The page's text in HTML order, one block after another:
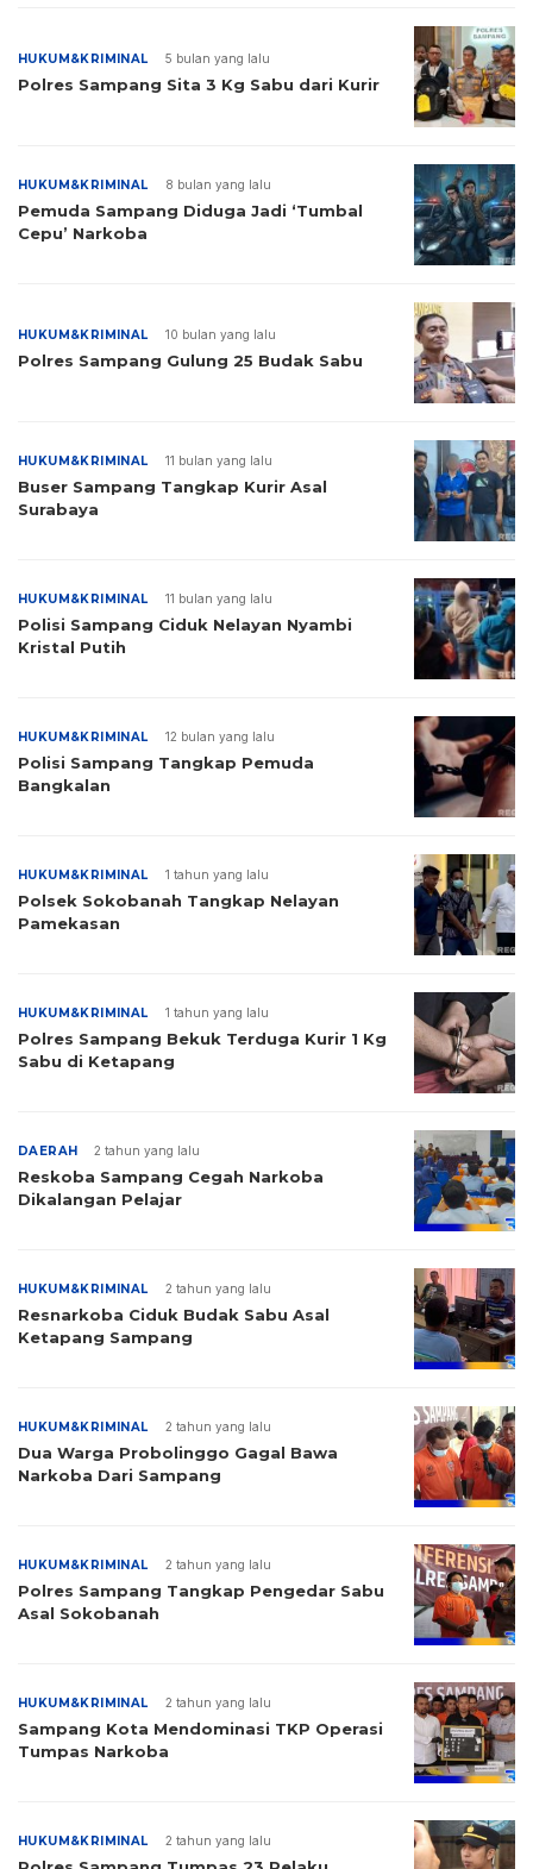
HUKUM&KRIMINAL 5 bulan yang lalu
Polres Sampang Sita 3 Kg Sabu dari Kurir
HUKUM&KRIMINAL 8 bulan yang lalu
Pemuda Sampang Diduga Jadi ‘Tumbal
Cepu’ Narkoba
HUKUM&KRIMINAL 10 bulan yang lalu
Polres Sampang Gulung 25 Budak Sabu
HUKUM&KRIMINAL 11 bulan yang lalu
Buser Sampang Tangkap Kurir Asal
Surabaya
HUKUM&KRIMINAL 11 bulan yang lalu
Polisi Sampang Ciduk Nelayan Nyambi
Kristal Putih
HUKUM&KRIMINAL 12 bulan yang lalu
Polisi Sampang Tangkap Pemuda
Bangkalan
HUKUM&KRIMINAL 1 tahun yang lalu
Polsek Sokobanah Tangkap Nelayan
Pamekasan
HUKUM&KRIMINAL 1 tahun yang lalu
Polres Sampang Bekuk Terduga Kurir 1 Kg
Sabu di Ketapang
DAERAH 2 tahun yang lalu
Reskoba Sampang Cegah Narkoba
Dikalangan Pelajar
HUKUM&KRIMINAL 2 tahun yang lalu
Resnarkoba Ciduk Budak Sabu Asal
Ketapang Sampang
HUKUM&KRIMINAL 2 tahun yang lalu
Dua Warga Probolinggo Gagal Bawa
Narkoba Dari Sampang
HUKUM&KRIMINAL 2 tahun yang lalu
Polres Sampang Tangkap Pengedar Sabu
Asal Sokobanah
HUKUM&KRIMINAL 2 tahun yang lalu
Sampang Kota Mendominasi TKP Operasi
Tumpas Narkoba
HUKUM&KRIMINAL 2 tahun yang lalu